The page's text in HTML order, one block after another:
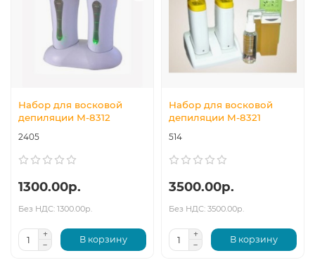
Набор для восковой
депиляции М-8312
2405
1300.00р.
Без НДС: 1300.00р.
В корзину
Набор для восковой
депиляции М-8321
514
3500.00р.
Без НДС: 3500.00р.
В корзину